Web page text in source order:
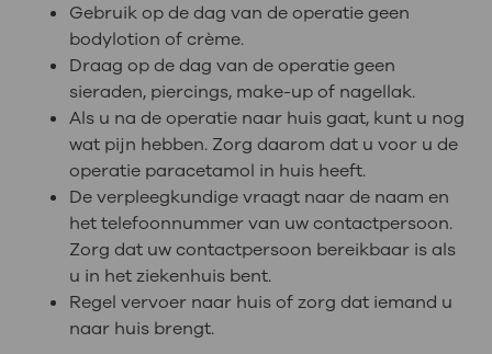
Gebruik op de dag van de operatie geen
bodylotion of crème.
Draag op de dag van de operatie geen
sieraden, piercings, make-up of nagellak.
Als u na de operatie naar huis gaat, kunt u nog
wat pijn hebben. Zorg daarom dat u voor u de
operatie paracetamol in huis heeft.
De verpleegkundige vraagt naar de naam en
het telefoonnummer van uw contactpersoon.
Zorg dat uw contactpersoon bereikbaar is als
u in het ziekenhuis bent.
Regel vervoer naar huis of zorg dat iemand u
naar huis brengt.